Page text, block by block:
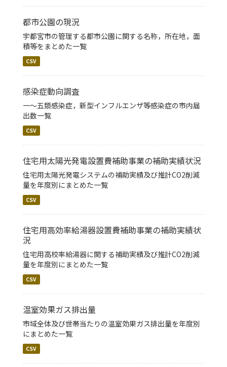
都市公園の現況
宇都宮市の管理する都市公園に関する名称，所在地，面
積等をまとめた一覧
CSV
感染症動向調査
一～五類感染症，新型インフルエンザ等感染症の市内届
出数一覧
CSV
住宅用太陽光発電設置費補助事業の補助実績状況
住宅用太陽光発電システムの補助実績及び推計CO2削減
量を年度別にまとめた一覧
CSV
住宅用高効率給湯器設置費補助事業の補助実績状
況
住宅用高校率給湯器に関する補助実績及び推計CO2削減
量を年度別にまとめた一覧
CSV
温室効果ガス排出量
市域全体及び世帯当たりの温室効果ガス排出量を年度別
にまとめた一覧
CSV